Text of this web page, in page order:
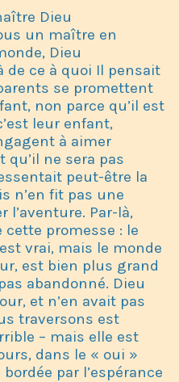
Dieu
un maître en
Dieu
de ce à quoi Il pensait
se promettent
non parce qu’il est
leur enfant,
à aimer
qu’il ne sera pas
peut-être la
n’en fit pas une
l’aventure. Par-là,
promesse : le
vrai, mais le monde
est bien plus grand
abandonné. Dieu
et n’en avait pas
traversons est
– mais elle est
dans le « oui »
par l’espérance